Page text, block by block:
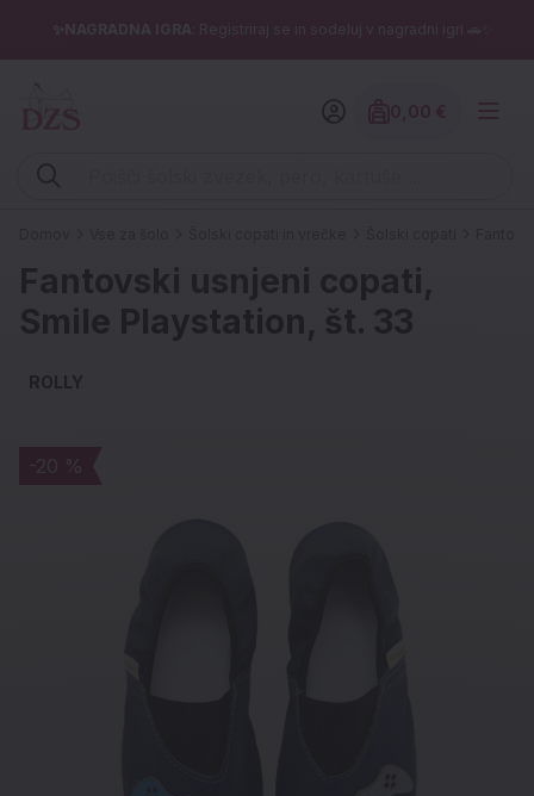
✨NAGRADNA IGRA : Registriraj se in sodeluj v nagradni igri 🚗✨
Vpišite iskalni niz (šolski zvezek, pero, kartuše ...)
Znesek
Fantovski usnjeni copati,
Smile Playstation, št. 33
ROLLY
-20 %